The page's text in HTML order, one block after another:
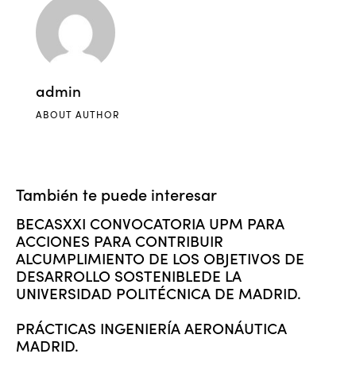
admin
ABOUT AUTHOR
También te puede interesar
BECASXXI CONVOCATORIA UPM PARA
ACCIONES PARA CONTRIBUIR
ALCUMPLIMIENTO DE LOS OBJETIVOS DE
DESARROLLO SOSTENIBLEDE LA
UNIVERSIDAD POLITÉCNICA DE MADRID.
PRÁCTICAS INGENIERÍA AERONÁUTICA
MADRID.